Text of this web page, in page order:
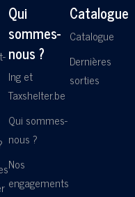
Qui
sommes-
nous ?
Ing et
Taxshelter.be
Qui sommes-
nous ?
Nos
engagements
Catalogue
Catalogue
Dernières
sorties